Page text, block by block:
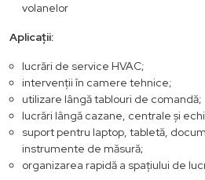
volanelor
Aplicații:
lucrări de service HVAC;
intervenții în camere tehnice;
utilizare lângă tablouri de comandă;
lucrări lângă cazane, centrale și
suport pentru laptop, tabletă,
instrumente de măsură;
organizarea rapidă a spațiului de